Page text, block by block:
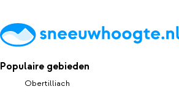
Populaire gebieden
Obertilliach